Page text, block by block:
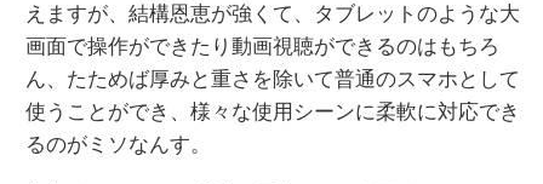
えますが、結構恩恵が強くて、タブレットのような大
画面で操作ができたり動画視聴ができるのはもちろ
ん、たためば厚みと重さを除いて普通のスマホとして
使うことができ、様々な使用シーンに柔軟に対応でき
るのがミソなんす。